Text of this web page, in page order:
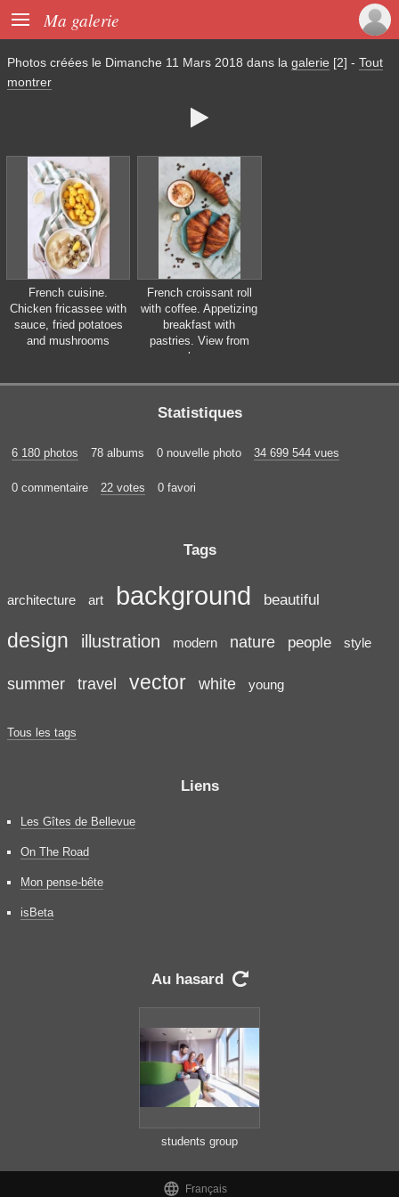
 Ma galerie
Photos créées le Dimanche 11 Mars 2018 dans la galerie [2] - Tout
montrer

French cuisine.
Chicken fricassee with
sauce, fried potatoes
and mushrooms
French croissant roll
with coffee. Appetizing
breakfast with
pastries. View from
above.
Statistiques
6 180 photos 78 albums 0 nouvelle photo 34 699 544 vues
0 commentaire 22 votes 0 favori
Tags
architecture art background beautiful
design illustration modern nature people style
summer travel vector white young
Tous les tags
Liens
Les Gîtes de Bellevue
On The Road
Mon pense-bête
isBeta
Au hasard 
students group
project together
 Français